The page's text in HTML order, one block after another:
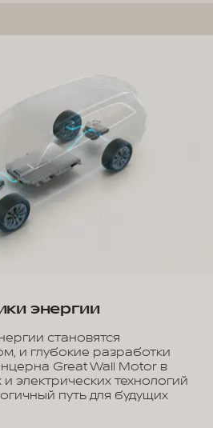
энергии
становятся
и глубокие разработки
Great Wall Motor в
электрических технологий
путь для будущих